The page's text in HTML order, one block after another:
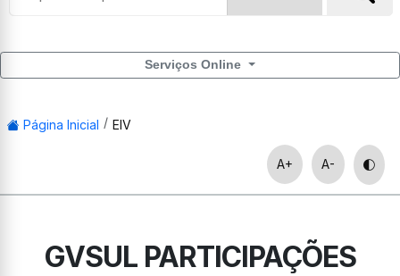
Serviços Online
Página Inicial EIV
A+ A-
GVSUL PARTICIPAÇÕES